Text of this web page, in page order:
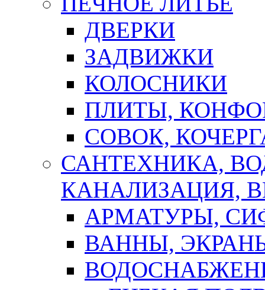
ДВЕРКИ
ЗАДВИЖКИ
КОЛОСНИКИ
ПЛИТЫ,
СОВОК,
САНТЕХНИКА,
КАНАЛИЗАЦИЯ,
АРМАТУРЫ,
ВАННЫ,